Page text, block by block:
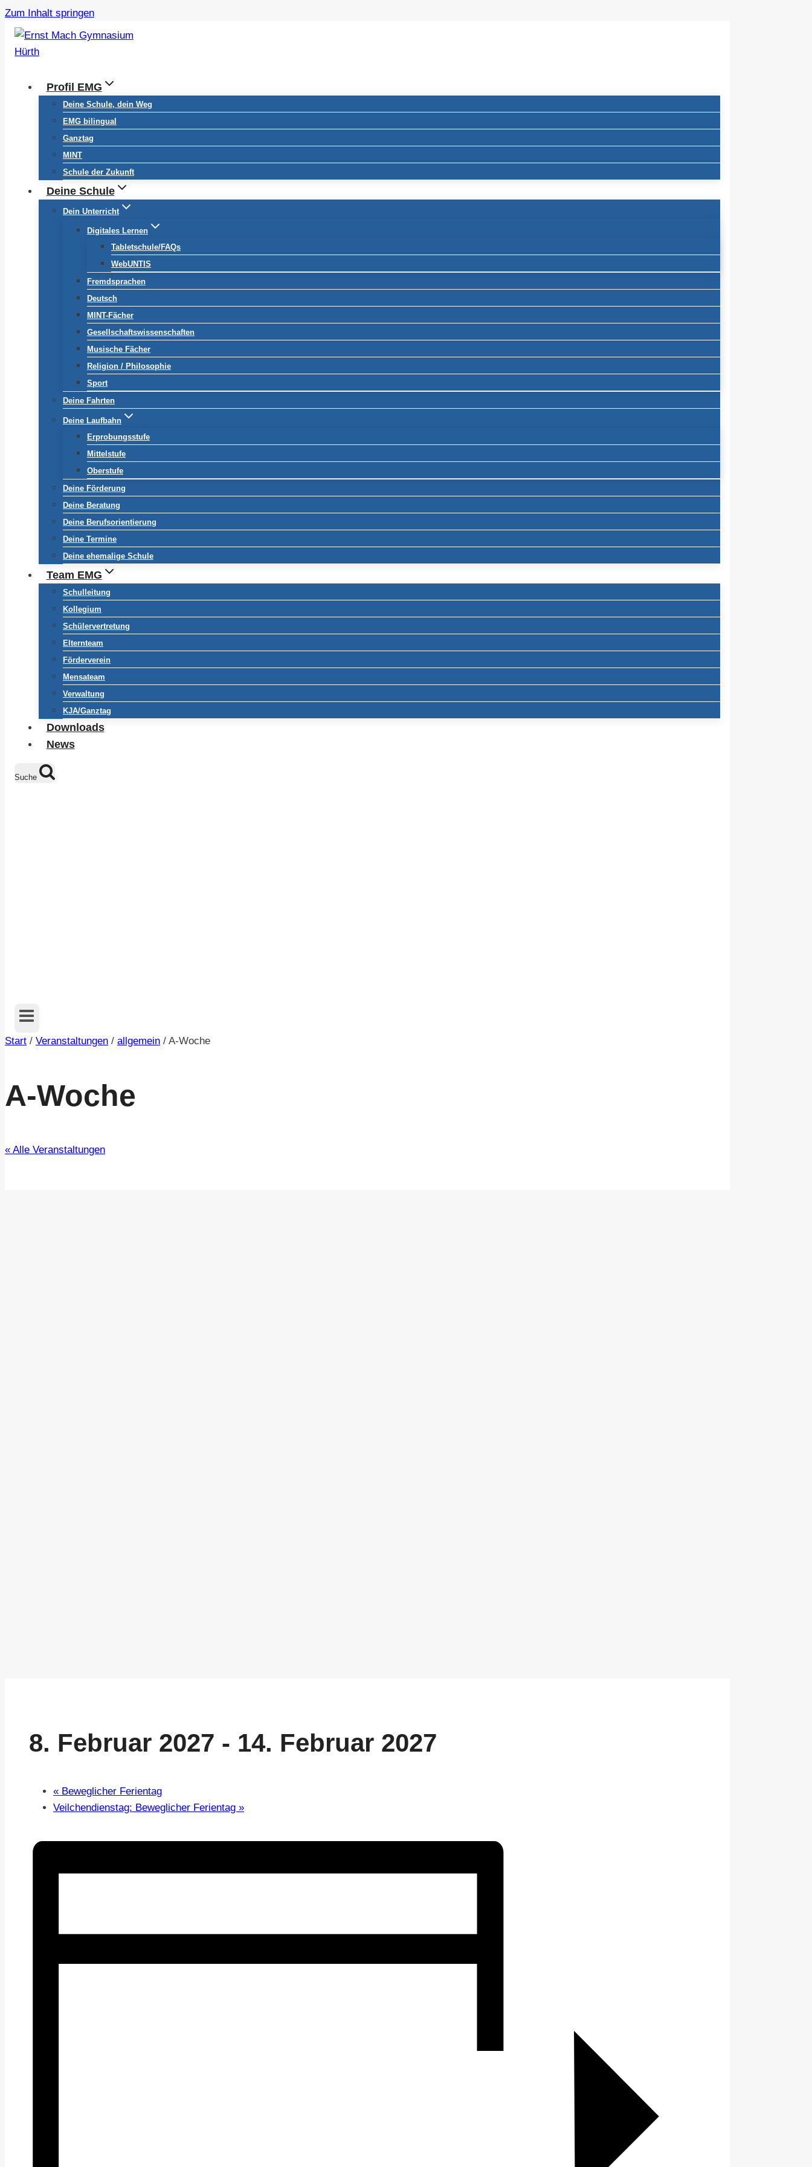
Zum Inhalt springen
Profil EMG
Deine Schule, dein Weg
EMG bilingual
Ganztag
MINT
Schule der Zukunft
Deine Schule
Dein Unterricht
Digitales Lernen
Tabletschule/FAQs
WebUNTIS
Fremdsprachen
Deutsch
MINT-Fächer
Gesellschaftswissenschaften
Musische Fächer
Religion / Philosophie
Sport
Deine Fahrten
Deine Laufbahn
Erprobungsstufe
Mittelstufe
Oberstufe
Deine Förderung
Deine Beratung
Deine Berufsorientierung
Deine Termine
Deine ehemalige Schule
Team EMG
Schulleitung
Kollegium
Schülervertretung
Elternteam
Förderverein
Mensateam
Verwaltung
KJA/Ganztag
Downloads
News
Suche
Start / Veranstaltungen / allgemein / A-Woche
A-Woche
« Alle Veranstaltungen
8. Februar 2027 - 14. Februar 2027
« Beweglicher Ferientag
Veilchendienstag: Beweglicher Ferientag »